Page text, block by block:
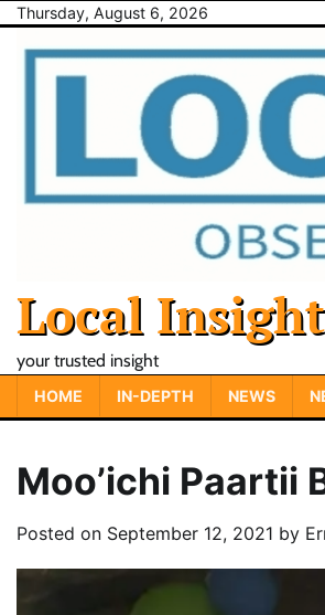
Skip
content
Thursday, August 6, 2026
Local Insight
your trusted insight
HOME IN-DEPTH NEWS
Moo’ichi Paartii
Posted on September 12, 2021 by